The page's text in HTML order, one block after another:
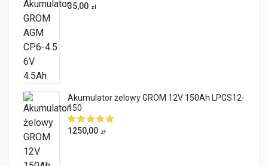
35,00 zł
Akumulator żelowy GROM 12V 150Ah LPGS12-
150
1250,00 zł